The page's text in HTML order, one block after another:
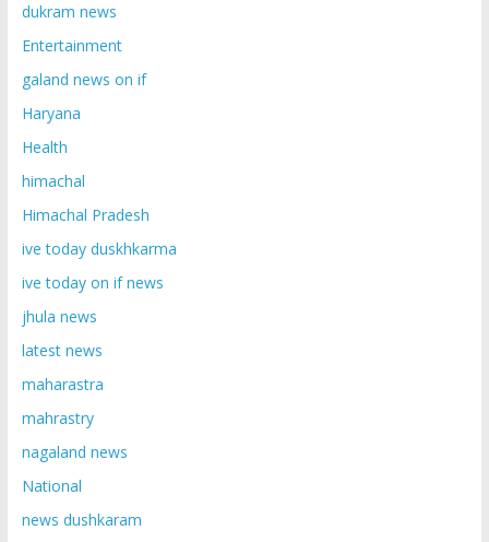
dukram news
Entertainment
galand news on if
Haryana
Health
himachal
Himachal Pradesh
ive today duskhkarma
ive today on if news
jhula news
latest news
maharastra
mahrastry
nagaland news
National
news dushkaram